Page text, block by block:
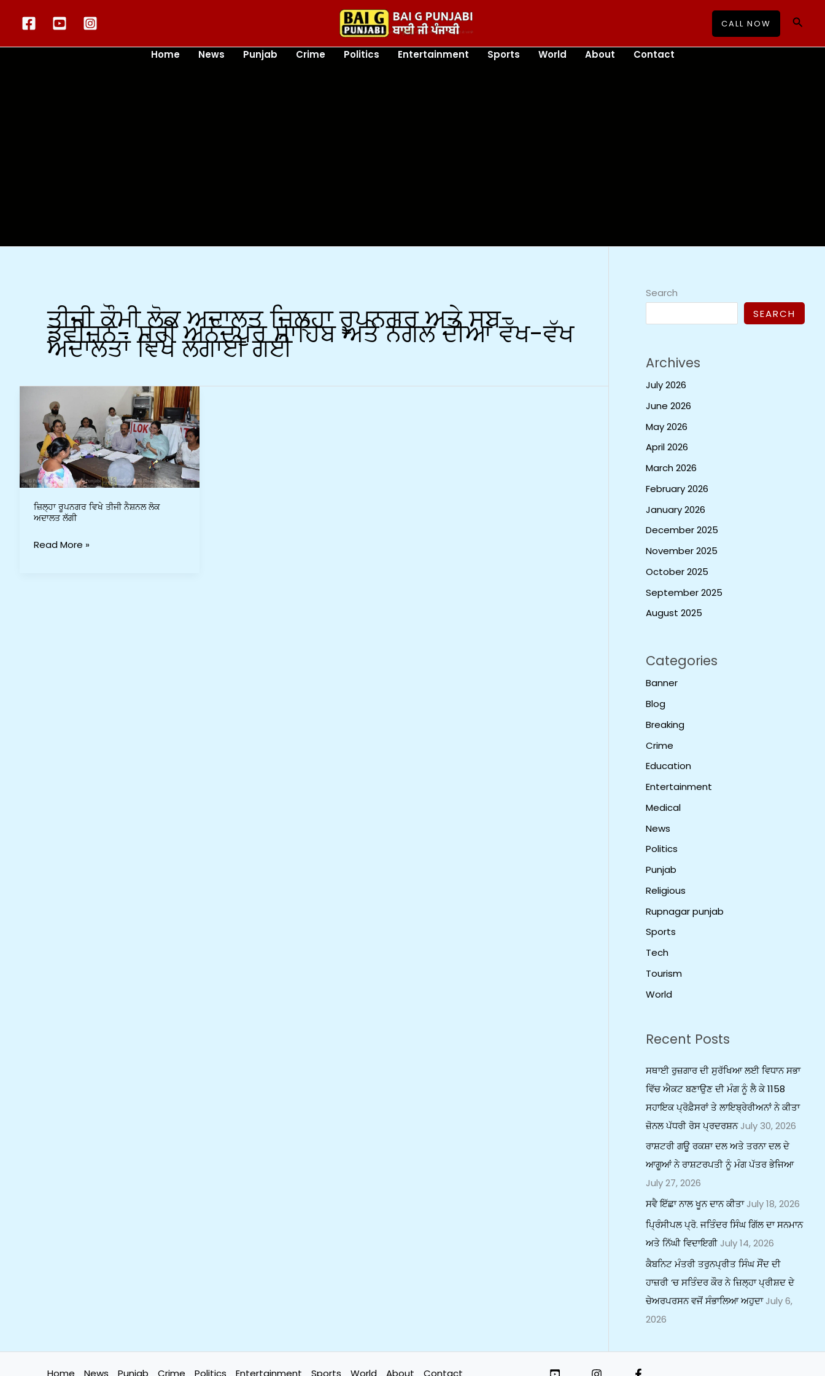
CALL NOW
Home News Punjab Crime Politics Entertainment Sports World About Contact
ਤੀਜੀ ਕੌਮੀ ਲੋਕ ਅਦਾਲਤ ਜ਼ਿਲ੍ਹਾ ਰੂਪਨਗਰ ਅਤੇ ਸਬ-
ਡਵੀਜ਼ਨ- ਸ੍ਰੀ ਅਨੰਦਪੁਰ ਸਾਹਿਬ ਅਤੇ ਨੰਗਲ ਦੀਆਂ ਵੱਖ-ਵੱਖ
ਅਦਾਲਤਾਂ ਵਿਖੇ ਲਗਾਈ ਗਈ
ਜ਼ਿਲ੍ਹਾ ਰੂਪਨਗਰ ਵਿਖੇ ਤੀਜੀ ਨੈਸ਼ਨਲ ਲੋਕ
ਅਦਾਲਤ ਲੱਗੀ
ਰੂਪਨਗਰ
ਵਿਖੇ
ਤੀਜੀ
ਨੈਸ਼ਨਲ
ਲੋਕ
ਅਦਾਲਤ
Read More »
Search
SEARCH
Archives
July 2026
June 2026
May 2026
April 2026
March 2026
February 2026
January 2026
December 2025
November 2025
October 2025
September 2025
August 2025
Categories
Banner
Blog
Breaking
Crime
Education
Entertainment
Medical
News
Politics
Punjab
Religious
Rupnagar punjab
Sports
Tech
Tourism
World
Recent Posts
ਸਥਾਈ ਰੁਜ਼ਗਾਰ ਦੀ ਸੁਰੱਖਿਆ ਲਈ ਵਿਧਾਨ ਸਭਾ
ਵਿੱਚ ਐਕਟ ਬਣਾਉਣ ਦੀ ਮੰਗ ਨੂੰ ਲੈ ਕੇ 1158
ਸਹਾਇਕ ਪ੍ਰੋਫ਼ੈਸਰਾਂ ਤੇ ਲਾਇਬ੍ਰੇਰੀਅਨਾਂ ਨੇ ਕੀਤਾ
ਜ਼ੋਨਲ ਪੱਧਰੀ ਰੋਸ ਪ੍ਰਦਰਸ਼ਨ July 30, 2026
ਰਾਸ਼ਟਰੀ ਗਊ ਰਕਸ਼ਾ ਦਲ ਅਤੇ ਤਰਨਾ ਦਲ ਦੇ
ਆਗੂਆਂ ਨੇ ਰਾਸ਼ਟਰਪਤੀ ਨੂੰ ਮੰਗ ਪੱਤਰ ਭੇਜਿਆ
July 27, 2026
ਸਵੈ ਇੱਛਾ ਨਾਲ ਖੂਨ ਦਾਨ ਕੀਤਾ July 18, 2026
ਪ੍ਰਿੰਸੀਪਲ ਪ੍ਰੋ. ਜਤਿੰਦਰ ਸਿੰਘ ਗਿੱਲ ਦਾ ਸਨਮਾਨ
ਅਤੇ ਨਿੱਘੀ ਵਿਦਾਇਗੀ July 14, 2026
ਕੈਬਨਿਟ ਮੰਤਰੀ ਤਰੁਨਪ੍ਰੀਤ ਸਿੰਘ ਸੌਂਦ ਦੀ
ਹਾਜ਼ਰੀ ‘ਚ ਸਤਿੰਦਰ ਕੌਰ ਨੇ ਜ਼ਿਲ੍ਹਾ ਪ੍ਰੀਸ਼ਦ ਦੇ
ਚੇਅਰਪਰਸਨ ਵਜੋਂ ਸੰਭਾਲਿਆ ਅਹੁਦਾ July 6,
2026
Home News Punjab Crime Politics Entertainment Sports World About Contact